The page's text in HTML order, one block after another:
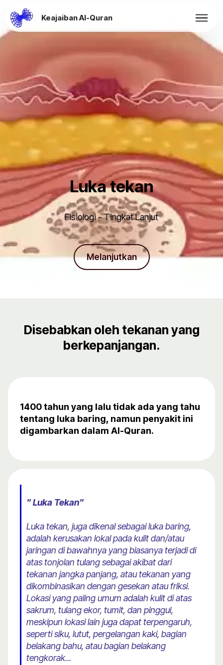
Keajaiban Al-Quran
Luka tekan
Fisiologi - Tingkat Lanjut
Melanjutkan
Disebabkan oleh tekanan yang
berkepanjangan.
1400 tahun yang lalu tidak ada yang tahu
tentang luka baring, namun penyakit ini
digambarkan dalam Al-Quran.
" Luka Tekan"
Luka tekan, juga dikenal sebagai luka baring,
adalah kerusakan lokal pada kulit dan/atau
jaringan di bawahnya yang biasanya terjadi di
atas tonjolan tulang sebagai akibat dari
tekanan jangka panjang, atau tekanan yang
dikombinasikan dengan gesekan atau friksi.
Lokasi yang paling umum adalah kulit di atas
sakrum, tulang ekor, tumit, dan pinggul,
meskipun lokasi lain juga dapat terpengaruh,
seperti siku, lutut, pergelangan kaki, bagian
belakang bahu, atau bagian belakang
tengkorak...